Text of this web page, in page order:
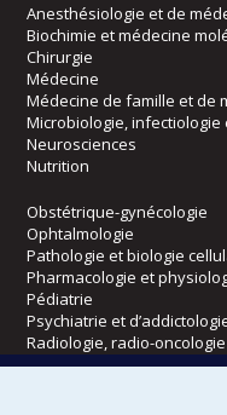
Anesthésiologie et de
Biochimie et médecine
Chirurgie
Médecine
Médecine de famille et de
Microbiologie, infectiologie
Neurosciences
Nutrition
Obstétrique-gynécologie
Ophtalmologie
Pathologie et biologie
Pharmacologie et
Pédiatrie
Psychiatrie et
Radiologie, radio-